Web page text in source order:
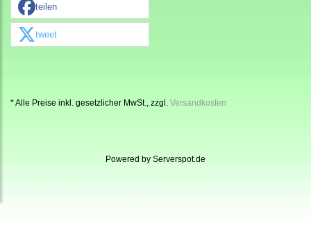
teilen
tweet
* Alle Preise inkl. gesetzlicher MwSt., zzgl. Versandkosten
Powered by Serverspot.de